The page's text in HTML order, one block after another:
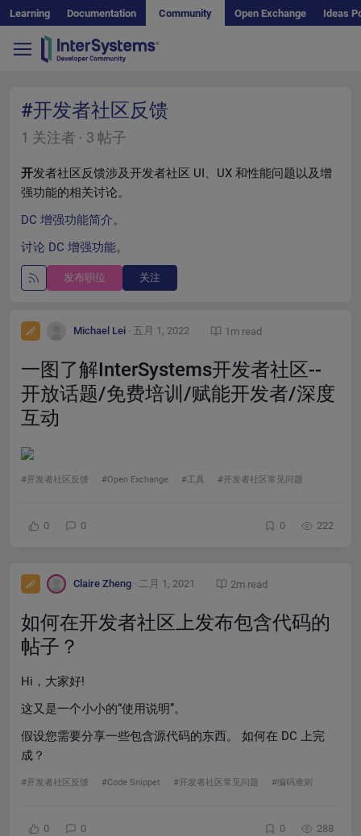
跳到主内容
Learning Documentation Community Open Exchange Ideas
#开发者社区反馈
1 关注者 · 3 帖子
开发者社区反馈涉及开发者社区 UI、UX 和性能问题以及增
强功能的相关讨论。
DC 增强功能简介。
讨论 DC 增强功能。
发布职位 关注
Michael Lei · 五月 1, 2022 1m read
一图了解InterSystems开发者社区--
开放话题/免费培训/赋能开发者/深度
互动
#开发者社区反馈 #Open Exchange #工具 #开发者社区常见问题
0 0 0 222
Claire Zheng · 二月 1, 2021 2m read
如何在开发者社区上发布包含代码的
帖子？
Hi，大家好!
这又是一个小小的“使用说明”。
假设您需要分享一些包含源代码的东西。 如何在 DC 上完
成？
#开发者社区反馈 #Code Snippet #开发者社区常见问题 #编码准则
0 0 0 288